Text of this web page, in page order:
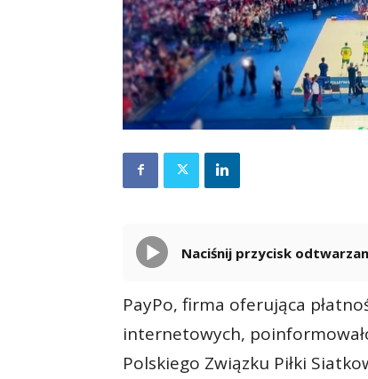
Naciśnij przycisk
PayPo, firma oferująca
internetowych,
Polskiego Związku Piłki